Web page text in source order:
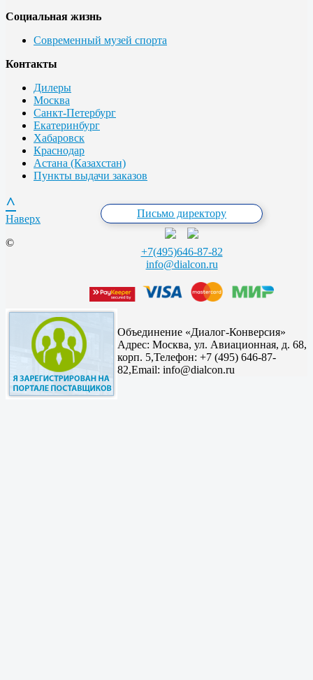
Социальная жизнь
Современный музей спорта
Контакты
Дилеры
Москва
Санкт-Петербург
Екатеринбург
Хабаровск
Краснодар
Астана (Казахстан)
Пункты выдачи заказов
Письмо директору
+7(495)646-87-82
info@dialcon.ru
^
Наверх
©
Объединение «Диалог-Конверсия»
Адрес: Москва, ул. Авиационная, д. 68,
корп. 5,Телефон: +7 (495) 646-87-
82,Email: info@dialcon.ru